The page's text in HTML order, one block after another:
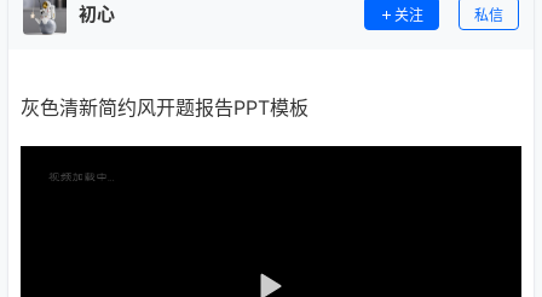
初心 关注 私信
灰色清新简约风开题报告PPT模板